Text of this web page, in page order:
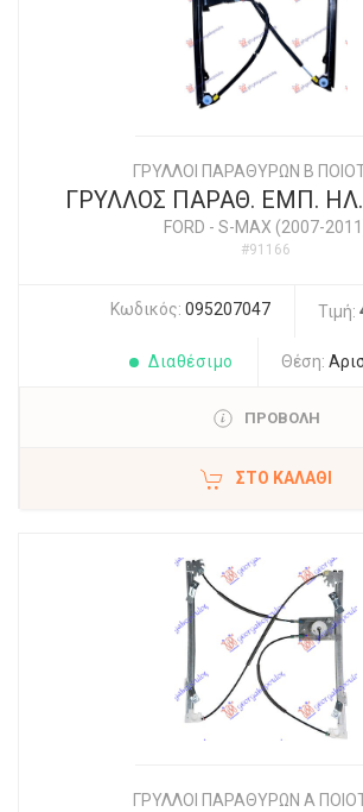
ΓΡΥΛΛΟΙ ΠΑΡΑΘΥΡΩΝ Β
ΓΡΥΛΛΟΣ ΠΑΡΑΘ. ΕΜΠ.
FORD - S-MAX (2007-
#91166
Κωδικός: 095207047 Τιμή:
Διαθέσιμο Θέση:
ΠΡΟΒΟΛΗ
ΣΤΟ ΚΑΛΆΘΙ
ΓΡΥΛΛΟΙ ΠΑΡΑΘΥΡΩΝ Α